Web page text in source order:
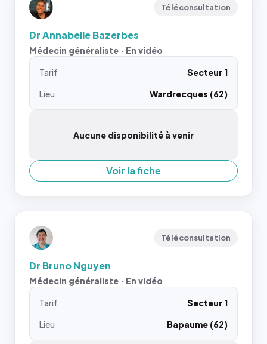
Téléconsultation
Dr Annabelle Bazerbes
Médecin généraliste · En vidéo
Tarif
Secteur 1
Lieu
Wardrecques (62)
Aucune disponibilité à venir
Voir la fiche
Téléconsultation
Dr Bruno Nguyen
Médecin généraliste · En vidéo
Tarif
Secteur 1
Lieu
Bapaume (62)